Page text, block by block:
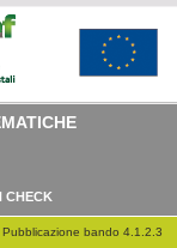
CHECK
bando 4.1.2.3